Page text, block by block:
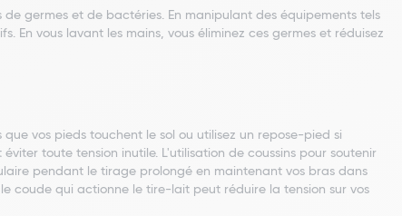
germes et de bactéries. En manipulant des équipements tels
vous lavant les mains, vous éliminez ces germes et réduisez
vos pieds touchent le sol ou utilisez un repose-pied si
toute tension inutile. L'utilisation de coussins pour soutenir
pendant le tirage prolongé en maintenant vos bras dans
coude qui actionne le tire-lait peut réduire la tension sur vos